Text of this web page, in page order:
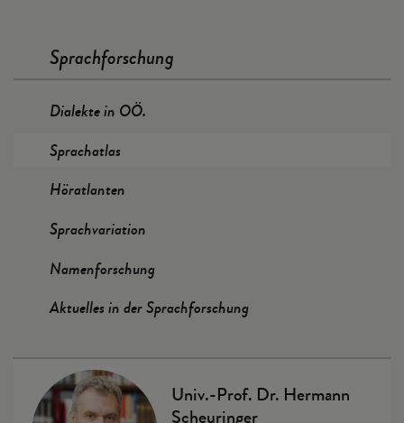
Sprachforschung
Dialekte in OÖ.
Sprachatlas
Höratlanten
Sprachvariation
Namenforschung
Aktuelles in der Sprachforschung
Univ.-Prof. Dr. Hermann
Scheuringer